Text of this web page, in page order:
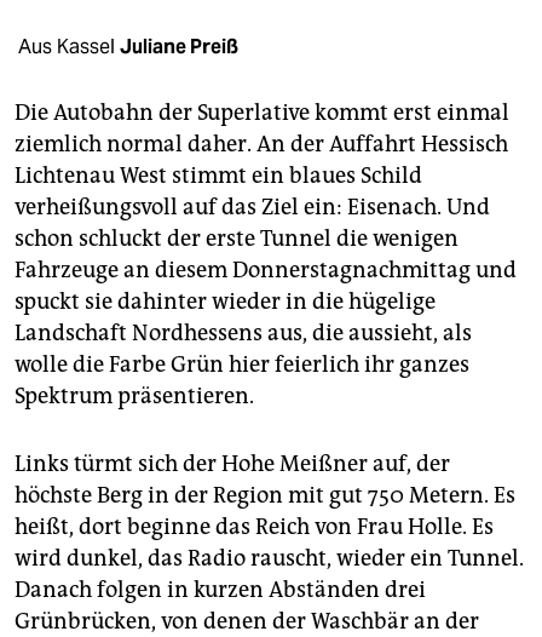
shop
fragen & hilfe
unterstützen
abo
genossenschaft
epaper login
Aus Kassel Juliane Preiß
Die Autobahn der Superlative kommt erst einmal
ziemlich normal daher. An der Auffahrt Hessisch
Lichtenau West stimmt ein blaues Schild
verheißungsvoll auf das Ziel ein: Eisenach. Und
schon schluckt der erste Tunnel die wenigen
Fahrzeuge an diesem Donnerstagnachmittag und
spuckt sie dahinter wieder in die hügelige
Landschaft Nordhessens aus, die aussieht, als
wolle die Farbe Grün hier feierlich ihr ganzes
Spektrum präsentieren.
Links türmt sich der Hohe Meißner auf, der
höchste Berg in der Region mit gut 750 Metern. Es
heißt, dort beginne das Reich von Frau Holle. Es
wird dunkel, das Radio rauscht, wieder ein Tunnel.
Danach folgen in kurzen Abständen drei
Grünbrücken, von denen der Waschbär an der